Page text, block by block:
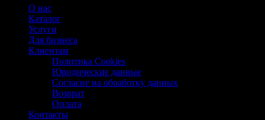
О нас
Каталог
Услуги
Для бизнеса
Клиентам
Политика Cookies
Юридические данные
Согласие на обработку данных
Возврат
Оплата
Контакты